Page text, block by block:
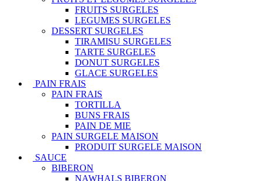
FRUITS SURGELES
LEGUMES SURGELES
DESSERT SURGELES
TIRAMISU SURGELES
TARTE SURGELES
DONUT SURGELES
GLACE SURGELES
PAIN FRAIS
PAIN FRAIS
TORTILLA
BUNS FRAIS
PAIN DE MIE
PAIN SURGELE MAISON
PRODUIT SURGELE MAISON
SAUCE
BIBERON
NAWHALS BIBERON